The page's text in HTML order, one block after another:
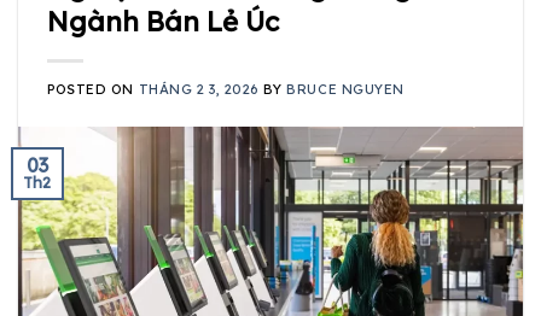
Ngành Bán Lẻ Úc
POSTED ON THÁNG 2 3, 2026 BYBRUCE NGUYEN
03
Th2